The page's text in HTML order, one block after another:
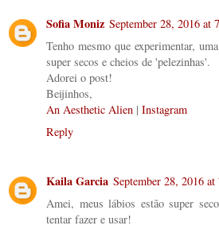
Sofia Moniz September 28, 2016 at
Tenho mesmo que experimentar,
super secos e cheios de 'pelezinhas'.
Adorei o post!
Beijinhos,
An Aesthetic Alien | Instagram
Reply
Kaila Garcia September 28, 2016
Amei, meus lábios estão super
tentar fazer e usar!